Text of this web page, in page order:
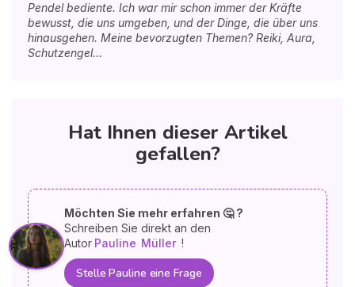
Pendel bediente. Ich war mir schon immer der Kräfte
bewusst, die uns umgeben, und der Dinge, die über uns
hinausgehen. Meine bevorzugten Themen? Reiki, Aura,
Schutzengel...
Hat Ihnen dieser Artikel
gefallen?
Möchten Sie mehr erfahren 🤔 ?
Schreiben Sie direkt an den
Autor Pauline Müller !
Stelle Pauline eine Frage